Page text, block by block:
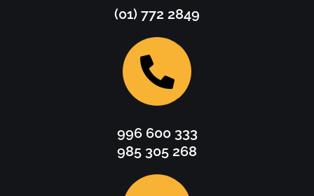
(01) 772 2849
996 600 333
985 305 268